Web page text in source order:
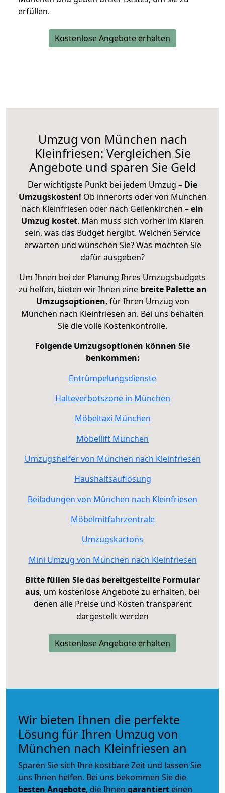
erfüllen.
Kostenlose Angebote erhalten
Umzug von München nach
Kleinfriesen: Vergleichen Sie
Angebote und sparen Sie Geld
Der wichtigste Punkt bei jedem Umzug – Die
Umzugskosten! Ob innerorts oder von München
nach Kleinfriesen oder nach Geilenkirchen –ein
Umzug kostet. Man muss sich vorher im Klaren
sein, was das Budget hergibt. Welchen Service
erwarten und wünschen Sie? Was möchten Sie
dafür ausgeben?
Um Ihnen bei der Planung Ihres Umzugsbudgets
zu helfen, bieten wir Ihnen eine breite Palette an
Umzugsoptionen, für Ihren Umzug von
München nach Kleinfriesen an. Bei uns behalten
Sie die volle Kostenkontrolle.
Folgende Umzugsoptionen können Sie
benkommen:
Entrümpelungsdienste
Halteverbotszone in München
Möbeltaxi München
Möbellift München
Umzugshelfer von München nach Kleinfriesen
Haushaltsauflösung
Beiladungen von München nach Kleinfriesen
Möbelmitfahrzentrale
Umzugskartons
Mini Umzug von München nach Kleinfriesen
Bitte füllen Sie das bereitgestellte Formular
aus, um kostenlose Angebote zu erhalten, bei
denen alle Preise und Kosten transparent
dargestellt werden
Kostenlose Angebote erhalten
Wir bieten Ihnen die perfekte
Lösung für Ihren Umzug von
München nach Kleinfriesen an
Sparen Sie sich Ihre kostbare Zeit und lassen Sie
uns Ihnen helfen. Bei uns bekommen Sie die
besten Angebote, die Ihnen garantiert einen